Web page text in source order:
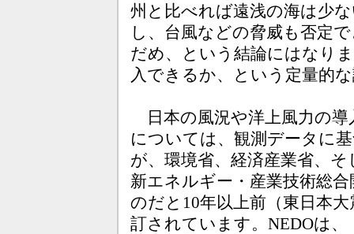
州と比べれば遠浅の海は少
し、台風などの脅威も否定
だめ、という結論にはなり
入できるか、という定量的
日本の風況や洋上風力の
については、観測データに
が、環境省、経済産業省、
新エネルギー・産業技術総
のだと10年以上前（東日本
訂されています。NEDOは